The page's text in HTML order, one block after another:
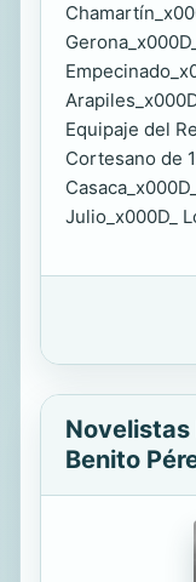
Equipaje del
Cortesano de
Julio_x000D_
Benito